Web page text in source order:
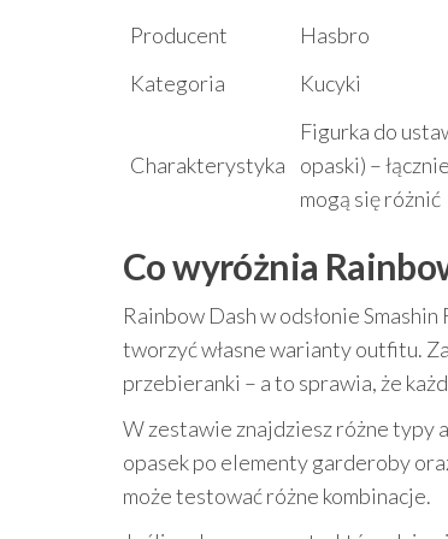
Producent
Hasbro
Kategoria
Kucyki
Charakterystyka
Figurka do
opaski) –
mogą się różnić
Co wyróżnia
Rainbow Dash w odsłonie
tworzyć własne warianty outfitu.
przebieranki – a to sprawia, że
W zestawie znajdziesz różne typy
opasek po elementy garderoby
może testować różne kombinacje.